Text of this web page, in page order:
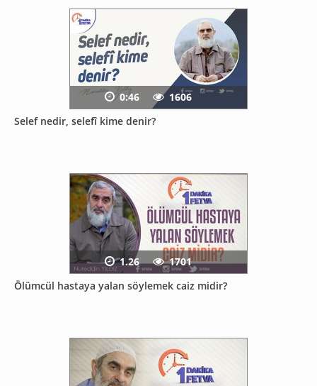
Selef nedir, selefî kime denir?
0:46 1606
Ölümcül hastaya yalan söylemek caiz midir?
1.26 1701